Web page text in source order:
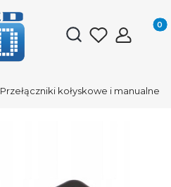
Otwórz
Przełączniki kołyskowe i manualne